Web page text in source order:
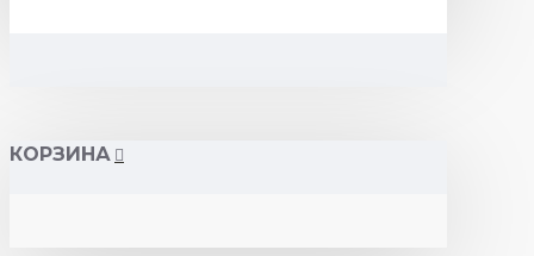
КОРЗИНА